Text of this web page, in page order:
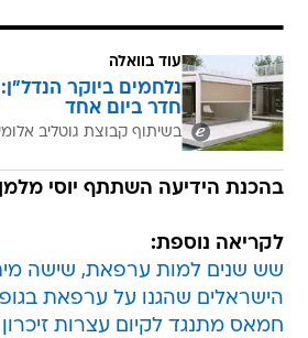
עוד בוואלה
נלחמים ביוקר
חדר ביום אחד
בשיתוף קבוצת גוטליב
בהכנת הידיעה השתתף יוסי מלמן
לקריאה נוספת:
שש שנים למות ערפאת, שישה
הישראלים שהגנו על ערפאת
חמאס מתנגד לקיום עצרות